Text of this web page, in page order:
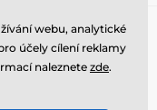
webu, analytické
účely cílení reklamy
naleznete zde.